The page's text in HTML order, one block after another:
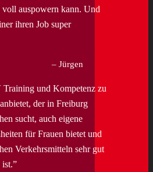
auspowern kann. Und
ihren Job super
Jürgen
und Kompetenz zu
der in Freiburg
sucht, auch eigene
für Frauen bietet und
Verkehrsmitteln sehr gut
ist.